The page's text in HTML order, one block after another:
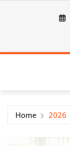
Home 2026